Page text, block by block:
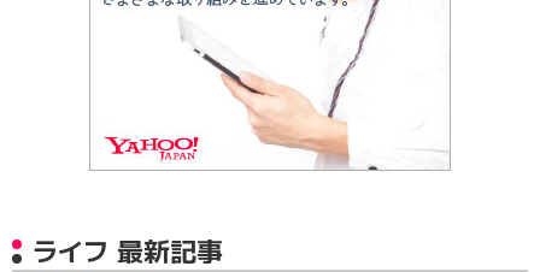
ライフ 最新記事